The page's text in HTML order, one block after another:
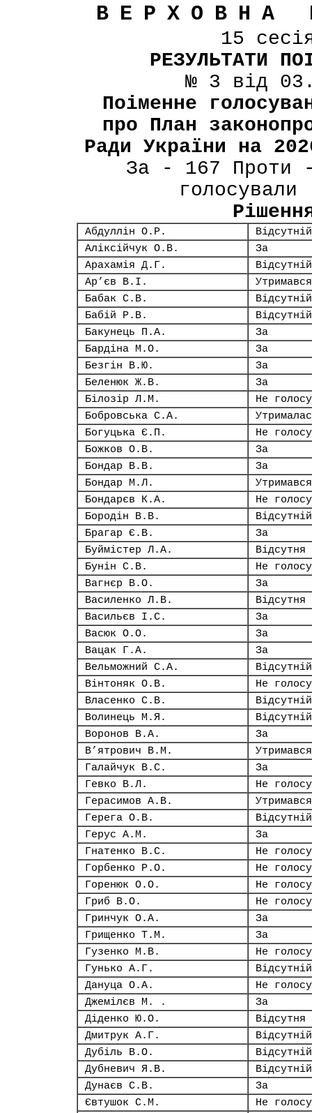
ВЕРХОВНА
15
РЕЗУЛЬТАТИ
№ 3 від
Поіменне
про План
Ради України на
За - 167 Проти
Абдуллін О.Р.
Відсутній
Аліксійчук О.В.
За
Арахамія Д.Г.
Відсутній
Ар’єв В.І.
Утримався
Бабак С.В.
Відсутній
Бабій Р.В.
Відсутній
Бакунець П.А.
За
Бардіна М.О.
За
Безгін В.Ю.
За
Беленюк Ж.В.
За
Білозір Л.М.
Не
Бобровська С.А.
Богуцька Є.П.
Не
Божков О.В.
За
Бондар В.В.
За
Бондар М.Л.
Утримався
Бондарєв К.А.
Не
Бородін В.В.
Відсутній
Брагар Є.В.
За
Буймістер Л.А.
Відсутня
Бунін С.В.
Не
Вагнєр В.О.
За
Василенко Л.В.
Відсутня
Васильєв І.С.
За
Васюк О.О.
За
Вацак Г.А.
За
Вельможний С.А.
Відсутній
Вінтоняк О.В.
Не
Власенко С.В.
Відсутній
Волинець М.Я.
Відсутній
Воронов В.А.
За
В’ятрович В.М.
Утримався
Галайчук В.С.
За
Гевко В.Л.
Не
Герасимов А.В.
Утримався
Герега О.В.
Відсутній
Герус А.М.
За
Гнатенко В.С.
Не
Горбенко Р.О.
Не
Горенюк О.О.
Не
Гриб В.О.
Не
Гринчук О.А.
За
Грищенко Т.М.
За
Гузенко М.В.
Не
Гунько А.Г.
Відсутній
Дануца О.А.
Не
Джемілєв М. .
За
Діденко Ю.О.
Відсутня
Дмитрук А.Г.
Відсутній
Дубіль В.О.
Відсутній
Дубневич Я.В.
Відсутній
Дунаєв С.В.
За
Євтушок С.М.
Не